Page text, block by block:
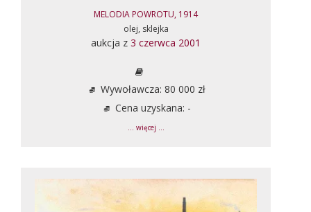
MELODIA POWROTU, 1914
olej, sklejka
aukcja z 3 czerwca 2001
Wywoławcza: 80 000 zł
Cena uzyskana: -
... więcej ...